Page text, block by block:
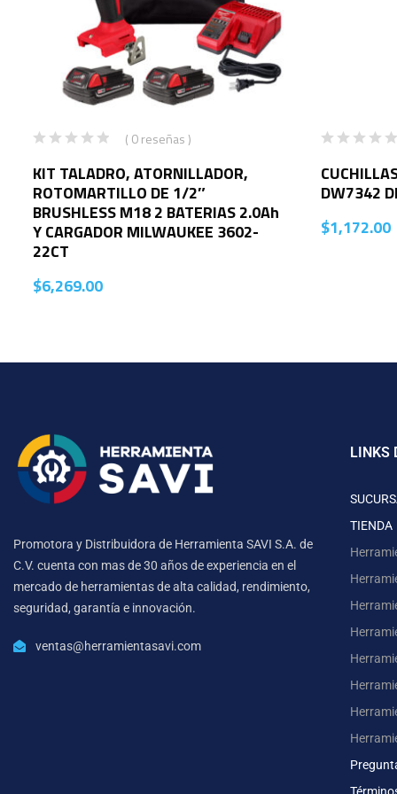
( 0 reseñas )
KIT TALADRO, ATORNILLADOR,
ROTOMARTILLO DE 1/2″
BRUSHLESS M18 2 BATERIAS 2.0Ah
Y CARGADOR MILWAUKEE 3602-
22CT
$6,269.00
DW7342
$1,172.00
Promotora y Distribuidora de Herramienta SAVI S.A. de
C.V. cuenta con mas de 30 años de experiencia en el
mercado de herramientas de alta calidad, rendimiento,
seguridad, garantía e innovación.
ventas@herramientasavi.com
LINKS
TIENDA